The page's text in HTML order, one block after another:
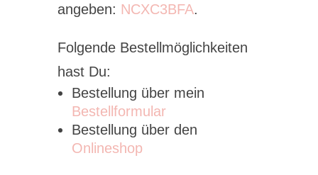
angeben: NCXC3BFA.
Folgende Bestellmöglichkeiten
hast Du:
Bestellung über mein
Bestellformular
Bestellung über den
Onlineshop